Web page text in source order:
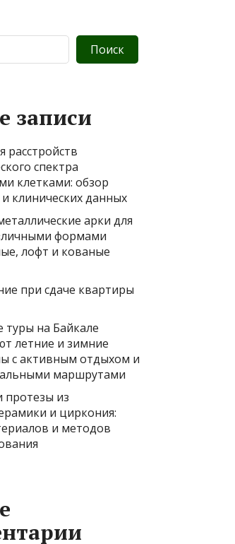
Поиск
записи
расстройств
спектра
клетками: обзор
клинических данных
арки для
формами
лофт и кованые
при сдаче квартиры
туры на Байкале
летние и зимние
с активным отдыхом и
маршрутами
протезы из
и циркония:
и методов